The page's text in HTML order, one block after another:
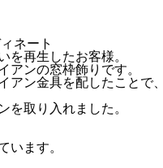
ネート
を再生したお客様。
アンの窓枠飾りです。
ン金具を配したことで
を取り入れました。
います。